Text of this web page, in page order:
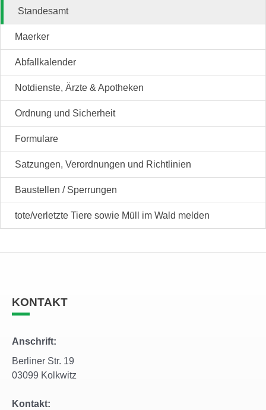
Standesamt
Maerker
Abfallkalender
Notdienste, Ärzte & Apotheken
Ordnung und Sicherheit
Formulare
Satzungen, Verordnungen und Richtlinien
Baustellen / Sperrungen
tote/verletzte Tiere sowie Müll im Wald melden
KONTAKT
Anschrift:
Berliner Str. 19
03099 Kolkwitz
Kontakt: